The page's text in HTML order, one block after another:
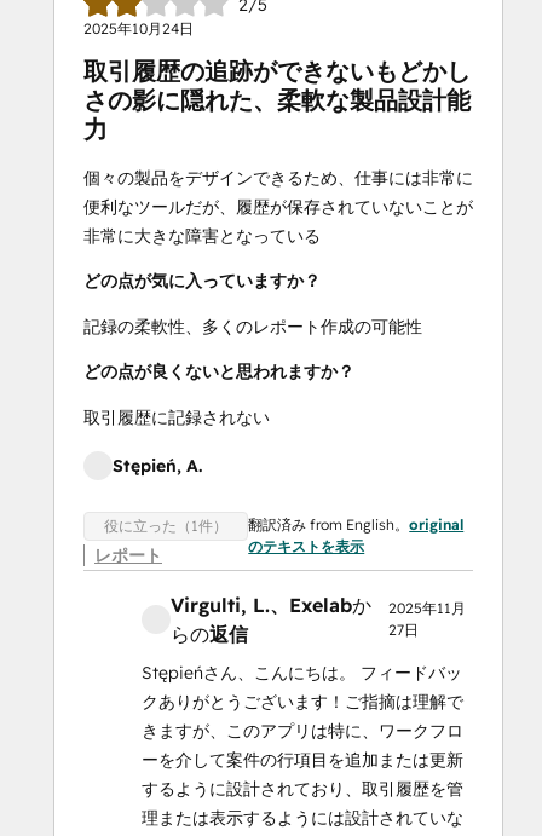
2/5
2025年10月24日
取引履歴の追跡ができないもどかし
さの影に隠れた、柔軟な製品設計能
力
個々の製品をデザインできるため、仕事には非常に
便利なツールだが、履歴が保存されていないことが
非常に大きな障害となっている
どの点が気に入っていますか？
記録の柔軟性、多くのレポート作成の可能性
どの点が良くないと思われますか？
取引履歴に記録されない
Stępień, A.
役に立った（1件）
レポート
翻訳済み from English。original
のテキストを表示
Virgulti, L.、Exelabか
らの返信
2025年11月
27日
Stępieńさん、こんにちは。 フィードバッ
クありがとうございます！ご指摘は理解で
きますが、このアプリは特に、ワークフロ
ーを介して案件の行項目を追加または更新
するように設計されており、取引履歴を管
理または表示するようには設計されていな